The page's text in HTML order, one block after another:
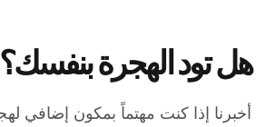
هل تود الهجرة بنفسك؟